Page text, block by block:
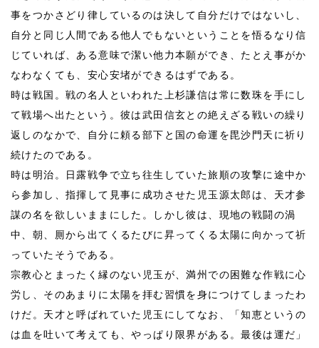
事をつかさどり律しているのは決して自分だけではないし、
自分と同じ人間である他人でもないということを悟るなり信
じていれば、ある意味で潔い他力本願ができ、たとえ事がか
なわなくても、安心安堵ができるはずである。
時は戦国。戦の名人といわれた上杉謙信は常に数珠を手にし
て戦場へ出たという。彼は武田信玄との絶えざる戦いの繰り
返しのなかで、自分に頼る部下と国の命運を毘沙門天に祈り
続けたのである。
時は明治。日露戦争で立ち往生していた旅順の攻撃に途中か
ら参加し、指揮して見事に成功させた児玉源太郎は、天才参
謀の名を欲しいままにした。しかし彼は、現地の戦闘の渦
中、朝、厠から出てくるたびに昇ってくる太陽に向かって祈
っていたそうである。
宗教心とまったく縁のない児玉が、満州での困難な作戦に心
労し、そのあまりに太陽を拝む習慣を身につけてしまったわ
けだ。天才と呼ばれていた児玉にしてなお、「知恵というの
は血を吐いて考えても、やっぱり限界がある。最後は運だ」